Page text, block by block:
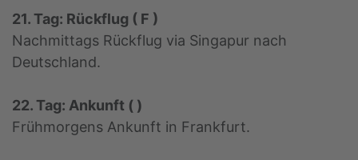
21. Tag: Rückflug ( F )
Nachmittags Rückflug via Singapur nach
Deutschland.
22. Tag: Ankunft ( )
Frühmorgens Ankunft in Frankfurt.